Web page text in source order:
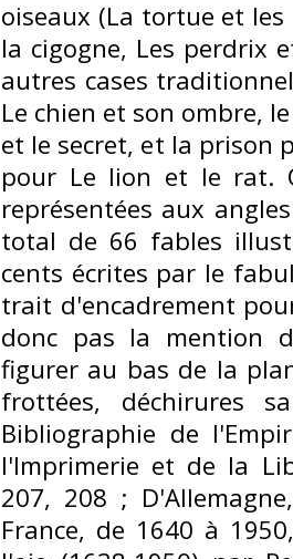
oiseaux (La tortue et
la cigogne, Les perdrix
autres cases
Le chien et son ombre,
et le secret, et la prison
pour Le lion et le rat.
représentées aux
total de 66 fables
cents écrites par le
trait d'encadrement
donc pas la mention
figurer au bas de la
frottées, déchirures
Bibliographie de
l'Imprimerie et de la
207, 208 ;
France, de 1640 à